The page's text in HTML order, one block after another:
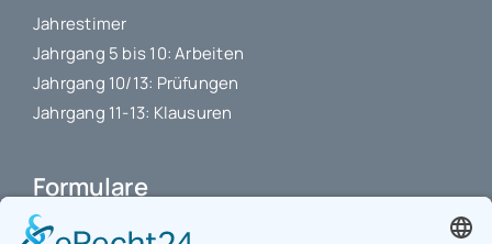
Jahrestimer
Jahrgang 5 bis 10: Arbeiten
Jahrgang 10/13: Prüfungen
Jahrgang 11-13: Klausuren
Formulare
Schulbuchkauf Schuljahr 2026-2027